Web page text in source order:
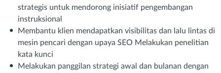
strategis untuk mendorong inisiatif pengembangan
instruksional
Membantu klien mendapatkan visibilitas dan lalu lintas di
mesin pencari dengan upaya SEO Melakukan penelitian
kata kunci
Melakukan panggilan strategi awal dan bulanan dengan